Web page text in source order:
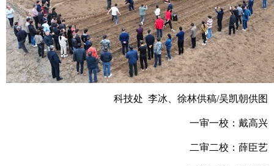
科技处 李冰、徐林供稿/吴凯朝供图
一审一校：戴高兴
二审二校：薛臣艺